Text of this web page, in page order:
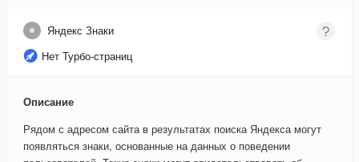
Яндекс Знаки
Нет Турбо-страниц
Описание
Рядом с адресом сайта в результатах поиска Яндекса могут
появляться знаки, основанные на данных о поведении